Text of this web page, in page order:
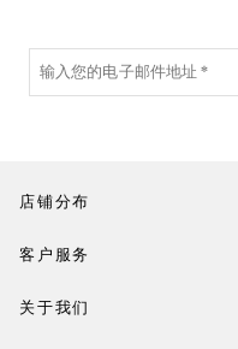
店铺分布
客户服务
关于我们